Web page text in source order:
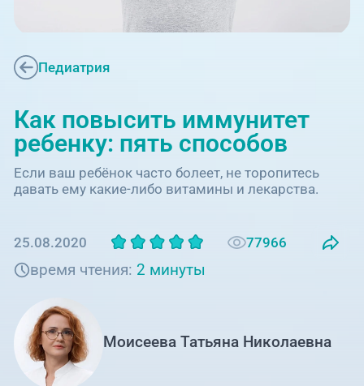
Блог врачей
Новости
Пациентам
+7 (351) 220-00-03
запись на прием
+7 (351) 220-03-03
Центр амбулаторной
+7 (7142) 927-003
Справочный телефон для
жителей Казахстана
Педиатрия
Как повысить иммунитет
ребенку: пять способов
Если ваш ребёнок часто болеет, не торопитесь
давать ему какие-либо витамины и лекарства.
25.08.2020 77966
время чтения: 2 минуты
Моисеева Татьяна Николаевна